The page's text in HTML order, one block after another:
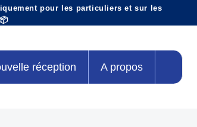
pour les particuliers et sur les
réception A propos